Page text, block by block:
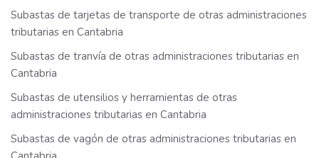
Subastas de tarjetas de transporte de otras administraciones
tributarias en Cantabria
Subastas de tranvía de otras administraciones tributarias en
Cantabria
Subastas de utensilios y herramientas de otras
administraciones tributarias en Cantabria
Subastas de vagón de otras administraciones tributarias en